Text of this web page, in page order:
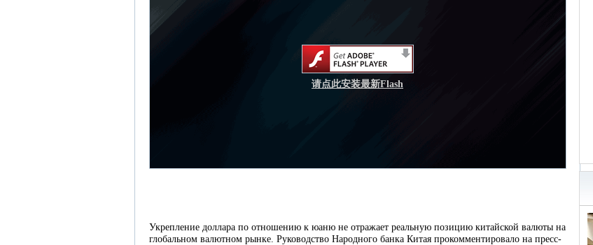
请点此安装最新Flash
Укрепление доллара по отношению к юаню не отражает реальную позицию китайской валюты на
глобальном валютном рынке. Руководство Народного банка Китая прокомментировало на пресс-